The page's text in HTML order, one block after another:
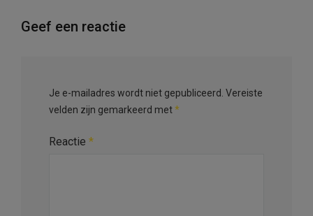
Geef een reactie
Je e-mailadres wordt niet gepubliceerd. Vereiste
velden zijn gemarkeerd met*
Reactie *